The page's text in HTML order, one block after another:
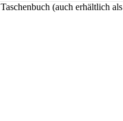
Taschenbuch (auch erhältlich als